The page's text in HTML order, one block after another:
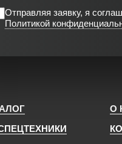
Отправляя заявку, я
Политикой
О